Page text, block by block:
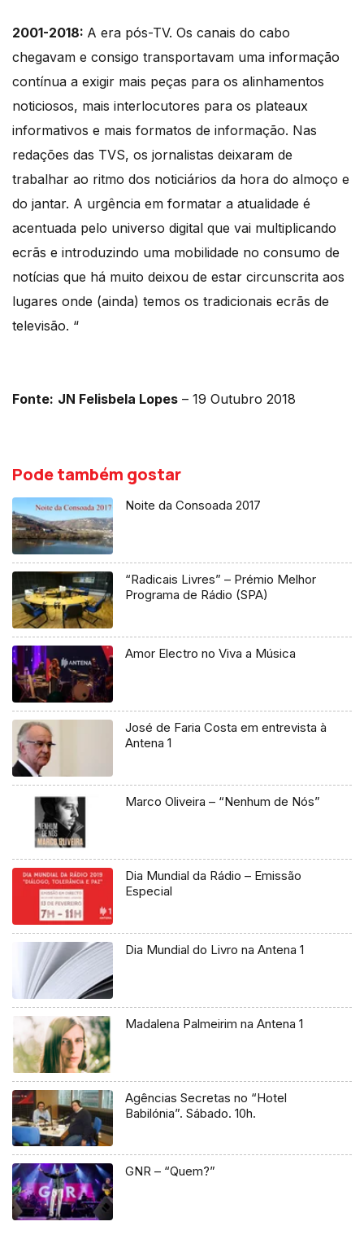
2001-2018: A era pós-TV. Os canais do cabo
chegavam e consigo transportavam uma informação
contínua a exigir mais peças para os alinhamentos
noticiosos, mais interlocutores para os plateaux
informativos e mais formatos de informação. Nas
redações das TVS, os jornalistas deixaram de
trabalhar ao ritmo dos noticiários da hora do almoço e
do jantar. A urgência em formatar a atualidade é
acentuada pelo universo digital que vai multiplicando
ecrãs e introduzindo uma mobilidade no consumo de
notícias que há muito deixou de estar circunscrita aos
lugares onde (ainda) temos os tradicionais ecrãs de
televisão. “
Fonte: JN Felisbela Lopes – 19 Outubro 2018
Pode também gostar
Noite da Consoada 2017
“Radicais Livres” – Prémio Melhor
Programa de Rádio (SPA)
Amor Electro no Viva a Música
José de Faria Costa em entrevista à
Antena 1
Marco Oliveira – “Nenhum de Nós”
Dia Mundial da Rádio – Emissão
Especial
Dia Mundial do Livro na Antena 1
Madalena Palmeirim na Antena 1
Agências Secretas no “Hotel
Babilónia”. Sábado. 10h.
GNR – “Quem?”